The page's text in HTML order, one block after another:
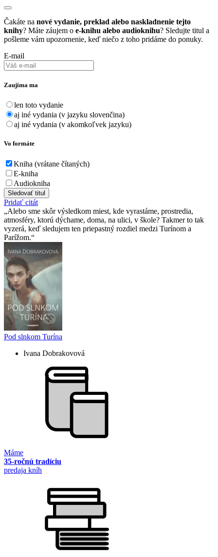
Čakáte na nové vydanie, preklad alebo naskladnenie tejto
knihy? Máte záujem o e-knihu alebo audioknihu? Sledujte titul a
pošleme vám upozornenie, keď niečo z toho pridáme do ponuky.
E-mail
Zaujíma ma
len toto vydanie
aj iné vydania (v jazyku slovenčina)
aj iné vydania (v akomkoľvek jazyku)
Vo formáte
Kniha (vrátane čítaných)
E-kniha
Audiokniha
Sledovať titul
Pridať citát
Alebo sme skôr výsledkom miest, kde vyrastáme, prostredia,
atmosféry, ktorú dýchame, doma, na ulici, v škole? Takmer to tak
vyzerá, keď sledujem ten priepastný rozdiel medzi Turínom a
Parížom.
Pod slnkom Turína
Ivana Dobrakovová
Máme
35-ročnú tradíciu
predaja kníh